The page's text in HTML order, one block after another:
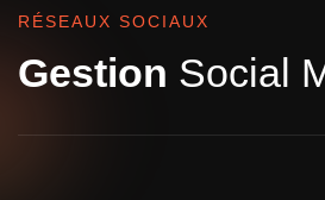
RÉSEAUX SOCIAUX
Gestion Social